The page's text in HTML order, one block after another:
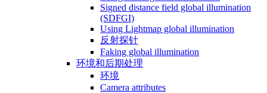
Signed distance field global illumination
(SDFGI)
Using Lightmap global illumination
反射探针
Faking global illumination
环境和后期处理
环境
Camera attributes